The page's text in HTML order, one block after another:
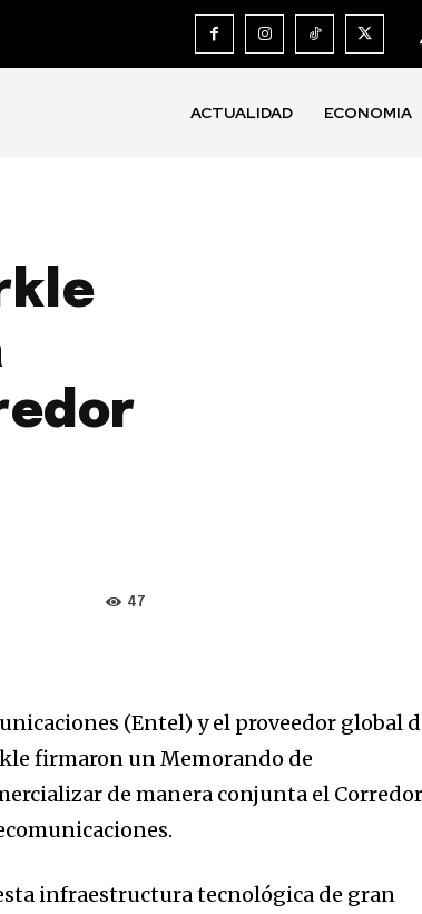
ACTUALIDAD ECONOMIA
47
(Entel) y el proveedor global
firmaron un Memorando de
de manera conjunta el
infraestructura tecnológica de gran